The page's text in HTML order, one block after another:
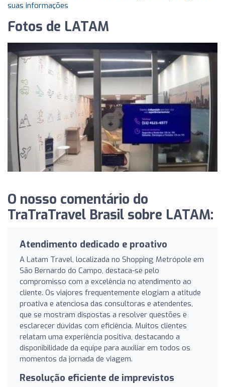
suas informações
Fotos de LATAM
O nosso comentário do
TraTraTravel Brasil sobre LATAM:
Atendimento dedicado e proativo
A Latam Travel, localizada no Shopping Metrópole em
São Bernardo do Campo, destaca-se pelo
compromisso com a excelência no atendimento ao
cliente. Os viajores frequentemente elogiam a atitude
proativa e atenciosa das consultoras e atendentes,
que se mostram dispostas a resolver questões e
esclarecer dúvidas com eficiência. Muitos clientes
relatam uma experiência positiva, destacando a
disponibilidade da equipe para auxiliar em todos os
momentos da jornada de viagem.
Resolução eficiente de imprevistos